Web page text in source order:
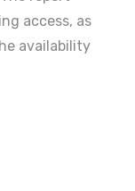
access, as
availability